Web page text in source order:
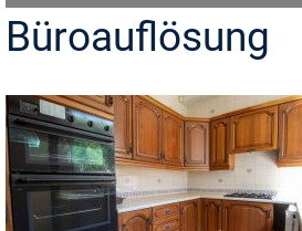
Büroauflösung